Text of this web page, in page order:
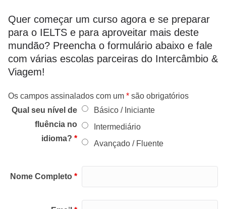
Quer começar um curso agora e se preparar
para o IELTS e para aproveitar mais deste
mundão? Preencha o formulário abaixo e fale
com várias escolas parceiras do Intercâmbio &
Viagem!
Os campos assinalados com um * são obrigatórios
Qual seu nível de
fluência no
idioma?*
Básico / Iniciante
Intermediário
Avançado / Fluente
Nome Completo*